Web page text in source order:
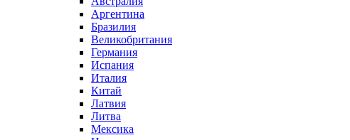
Аргентина
Бразилия
Великобритания
Германия
Испания
Италия
Китай
Латвия
Литва
Мексика